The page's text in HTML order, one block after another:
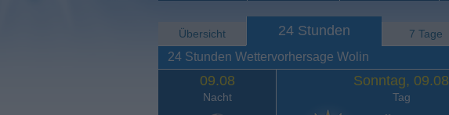
Übersicht 24 Stunden 7 Tage
24 Stunden Wettervorhersage Wolin
09.08
Nacht
Sonntag, 09.08
Tag